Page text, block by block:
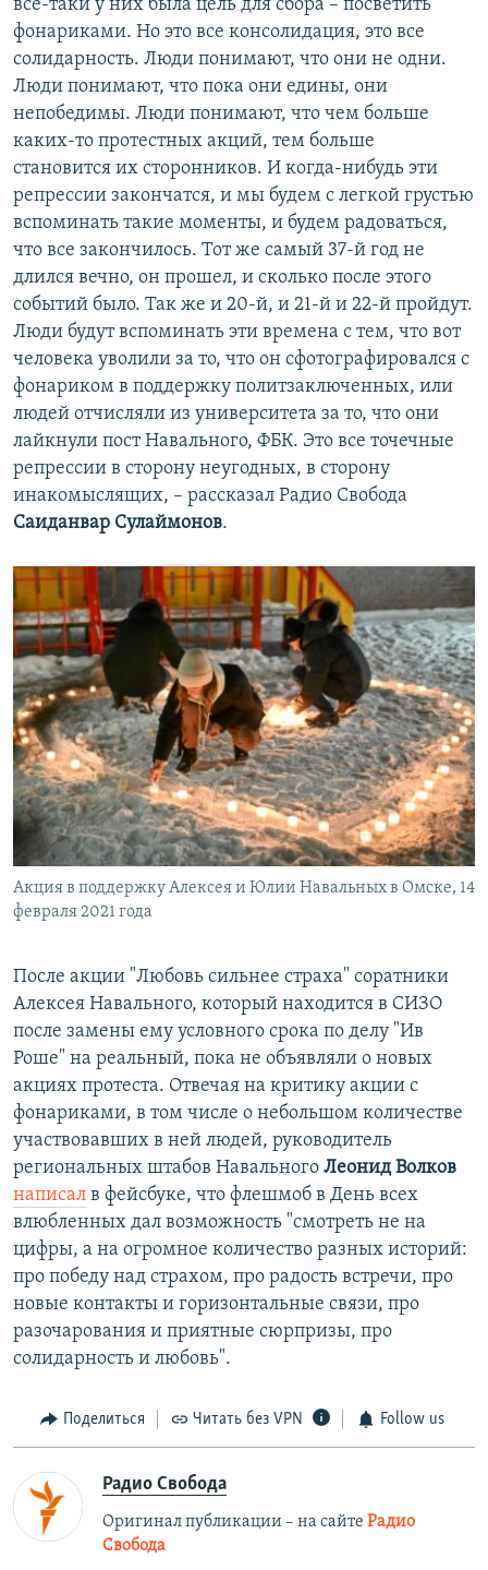
все-таки у них была цель для сбора – посветить
фонариками. Но это все консолидация, это все
солидарность. Люди понимают, что они не одни.
Люди понимают, что пока они едины, они
непобедимы. Люди понимают, что чем больше
каких-то протестных акций, тем больше
становится их сторонников. И когда-нибудь эти
репрессии закончатся, и мы будем с легкой грустью
вспоминать такие моменты, и будем радоваться,
что все закончилось. Тот же самый 37-й год не
длился вечно, он прошел, и сколько после этого
событий было. Так же и 20-й, и 21-й и 22-й пройдут.
Люди будут вспоминать эти времена с тем, что вот
человека уволили за то, что он сфотографировался с
фонариком в поддержку политзаключенных, или
людей отчисляли из университета за то, что они
лайкнули пост Навального, ФБК. Это все точечные
репрессии в сторону неугодных, в сторону
инакомыслящих, – рассказал Радио Свобода
Саиданвар Сулаймонов.
Акция в поддержку Алексея и Юлии Навальных в Омске, 14
февраля 2021 года
После акции "Любовь сильнее страха" соратники
Алексея Навального, который находится в СИЗО
после замены ему условного срока по делу "Ив
Роше" на реальный, пока не объявляли о новых
акциях протеста. Отвечая на критику акции с
фонариками, в том числе о небольшом количестве
участвовавших в ней людей, руководитель
региональных штабов Навального Леонид Волков
написал в фейсбуке, что флешмоб в День всех
влюбленных дал возможность "смотреть не на
цифры, а на огромное количество разных историй:
про победу над страхом, про радость встречи, про
новые контакты и горизонтальные связи, про
разочарования и приятные сюрпризы, про
солидарность и любовь".
Поделиться Читать без VPN Follow us
Радио Свобода
Оригинал публикации – на сайте Радио
Свобода